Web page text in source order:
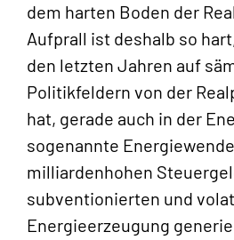
dem harten Boden der
Aufprall ist deshalb so
den letzten Jahren auf
Politikfeldern von der
hat, gerade auch in der
sogenannte
milliardenhohen
subventionierten und
Energieerzeugung